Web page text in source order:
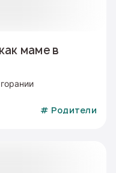
маме в
# Родители